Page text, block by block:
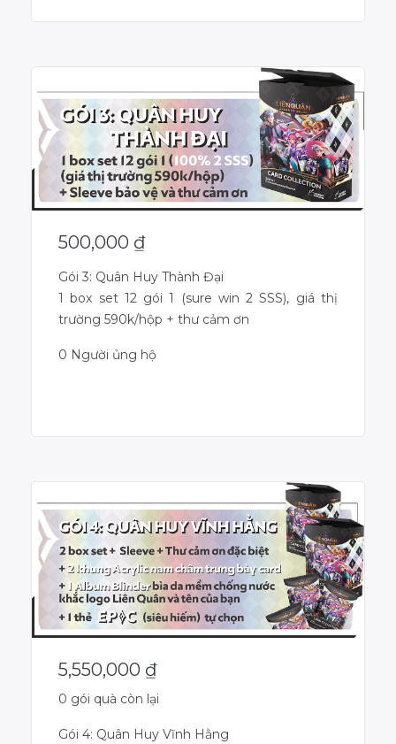
500,000 ₫
Gói 3: Quân Huy Thành Đại
1 box set 12 gói 1 (sure win 2 SSS), giá thị
trường 590k/hộp + thư cảm ơn
0 Người ủng hộ
5,550,000 ₫
0 gói quà còn lại
Gói 4: Quân Huy Vĩnh Hằng